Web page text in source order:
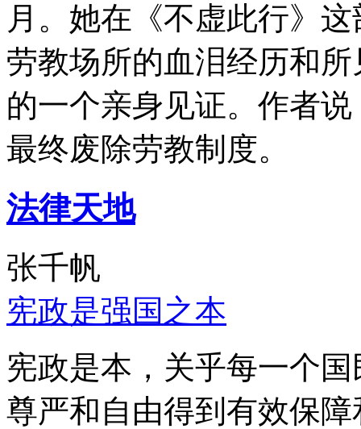
月。她在《不虚此行》
劳教场所的血泪经历和
的一个亲身见证。作者
最终废除劳教制度。
法律天地
张千帆
宪政是强国之本
宪政是本，关乎每一个
尊严和自由得到有效保